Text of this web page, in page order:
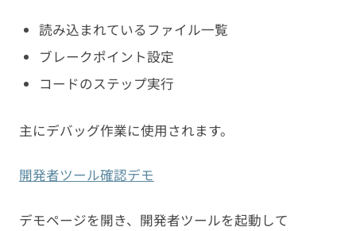
読み込まれているファイル一覧
ブレークポイント設定
コードのステップ実行
主にデバッグ作業に使用されます。
開発者ツール確認デモ
デモページを開き、開発者ツールを起動して